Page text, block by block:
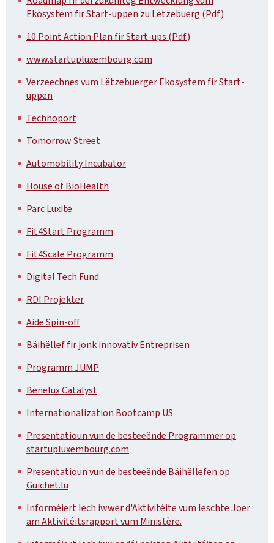
Ekosystem fir Start-uppen zu Lëtzebuerg (Pdf)
10 Point Action Plan fir Start-ups (Pdf)
www.startupluxembourg.com
Verzeechnes vum Lëtzebuerger Ekosystem fir Start-
uppen
Technoport
Tomorrow Street
Automobility Incubator
House of BioHealth
Parc Luxite
Fit4Start Programm
Fit4Scale Programm
Digital Tech Fund
RDI Projekter
Aide Spin-off
Bäihëllef fir jonk innovativ Entreprisen
Programm JUMP
Benelux Catalyst
Internationalization Bootcamp US
Presentatioun vun de besteeënde Programmer op
startupluxembourg.com
Presentatioun vun de besteeënde Bäihëllefen op
Guichet.lu
Informéiert Iech iwwer d'Aktivitéite vum leschte Joer
am Aktivitéitsrapport vum Ministère.